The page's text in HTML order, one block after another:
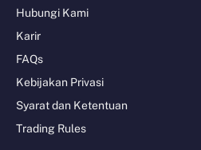
Hubungi Kami
Karir
FAQs
Kebijakan Privasi
Syarat dan Ketentuan
Trading Rules